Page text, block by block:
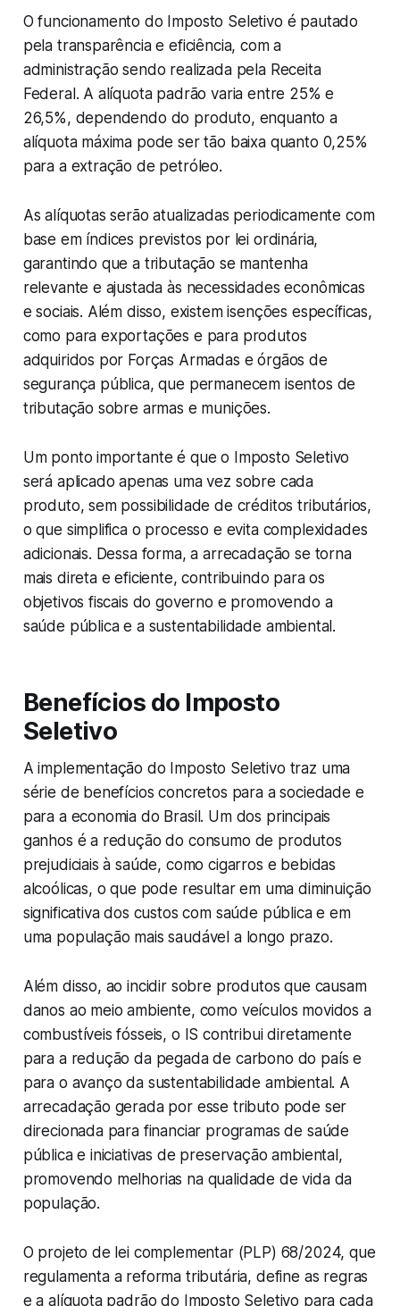
O funcionamento do Imposto Seletivo é pautado
pela transparência e eficiência, com a
administração sendo realizada pela Receita
Federal. A alíquota padrão varia entre 25% e
26,5%, dependendo do produto, enquanto a
alíquota máxima pode ser tão baixa quanto 0,25%
para a extração de petróleo.
As alíquotas serão atualizadas periodicamente com
base em índices previstos por lei ordinária,
garantindo que a tributação se mantenha
relevante e ajustada às necessidades econômicas
e sociais. Além disso, existem isenções específicas,
como para exportações e para produtos
adquiridos por Forças Armadas e órgãos de
segurança pública, que permanecem isentos de
tributação sobre armas e munições.
Um ponto importante é que o Imposto Seletivo
será aplicado apenas uma vez sobre cada
produto, sem possibilidade de créditos tributários,
o que simplifica o processo e evita complexidades
adicionais. Dessa forma, a arrecadação se torna
mais direta e eficiente, contribuindo para os
objetivos fiscais do governo e promovendo a
saúde pública e a sustentabilidade ambiental.
Benefícios do Imposto
Seletivo
A implementação do Imposto Seletivo traz uma
série de benefícios concretos para a sociedade e
para a economia do Brasil. Um dos principais
ganhos é a redução do consumo de produtos
prejudiciais à saúde, como cigarros e bebidas
alcoólicas, o que pode resultar em uma diminuição
significativa dos custos com saúde pública e em
uma população mais saudável a longo prazo.
Além disso, ao incidir sobre produtos que causam
danos ao meio ambiente, como veículos movidos a
combustíveis fósseis, o IS contribui diretamente
para a redução da pegada de carbono do país e
para o avanço da sustentabilidade ambiental. A
arrecadação gerada por esse tributo pode ser
direcionada para financiar programas de saúde
pública e iniciativas de preservação ambiental,
promovendo melhorias na qualidade de vida da
população.
O projeto de lei complementar (PLP) 68/2024, que
regulamenta a reforma tributária, define as regras
e a alíquota padrão do Imposto Seletivo para cada